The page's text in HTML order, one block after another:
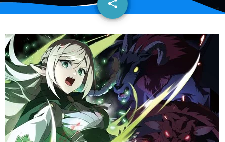
share
email